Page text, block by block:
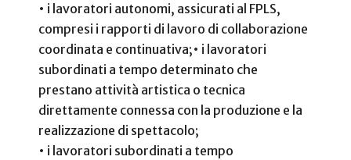
• i lavoratori autonomi, assicurati al FPLS,
compresi i rapporti di lavoro di collaborazione
coordinata e continuativa;• i lavoratori
subordinati a tempo determinato che
prestano attività artistica o tecnica
direttamente connessa con la produzione e la
realizzazione di spettacolo;
• i lavoratori subordinati a tempo